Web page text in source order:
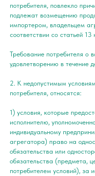
потребителя, повлекло
подлежат возмещению
импортером, владельцем
соответствии со статьей
Требование потребителя о
удовлетворению в течение
2. К недопустимым
потребителя, относятся:
1) условия, которые
исполнителю,
индивидуальному
агрегатора) право на
обязательства или
обязательства (предмета,
потребителем условий), за